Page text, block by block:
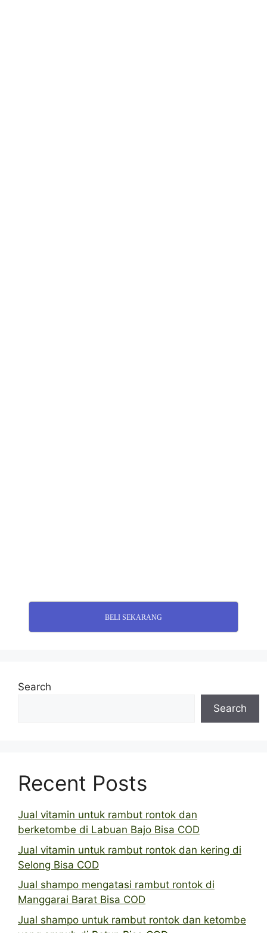
BELI SEKARANG
Search
Search
Recent Posts
Jual vitamin untuk rambut rontok dan
berketombe di Labuan Bajo Bisa COD
Jual vitamin untuk rambut rontok dan kering di
Selong Bisa COD
Jual shampo mengatasi rambut rontok di
Manggarai Barat Bisa COD
Jual shampo untuk rambut rontok dan ketombe